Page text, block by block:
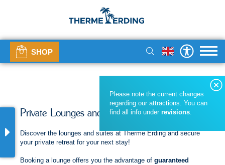
SHOP
Please note the current changes
regarding our attractions. You can
find all info under revisions.
Private Lounges and Suites
Discover the lounges and suites at Therme Erding and secure
your private retreat for your next stay!
Booking a lounge offers you the advantage of guaranteed